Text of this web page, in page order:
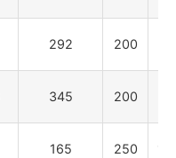
292 200
345 200
165 250